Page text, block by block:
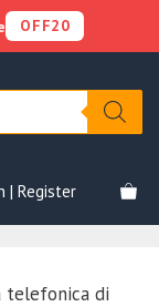
| Register
telefonica di
OFF20